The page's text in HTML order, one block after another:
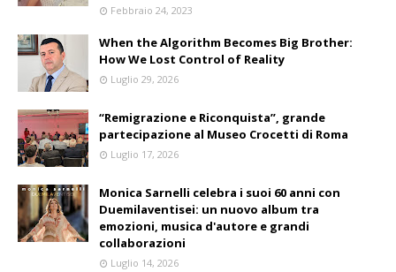
Febbraio 24, 2023
When the Algorithm Becomes Big Brother:
How We Lost Control of Reality
Luglio 29, 2026
“Remigrazione e Riconquista”, grande
partecipazione al Museo Crocetti di Roma
Luglio 17, 2026
Monica Sarnelli celebra i suoi 60 anni con
Duemilaventisei: un nuovo album tra
emozioni, musica d'autore e grandi
collaborazioni
Luglio 14, 2026